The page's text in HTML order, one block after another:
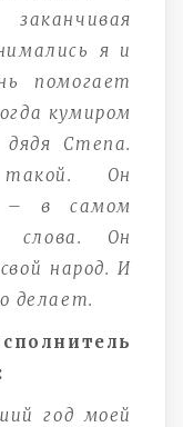
я и
помогает
кумиром
Степа.
Он
– в самом
слова. Он
народ. И
делает.
год моей